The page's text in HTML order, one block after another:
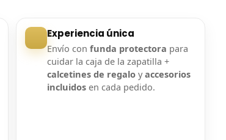
Experiencia única
Envío confunda protectora para
cuidar la caja de la zapatilla +
calcetines de regalo yaccesorios
incluidos en cada pedido.